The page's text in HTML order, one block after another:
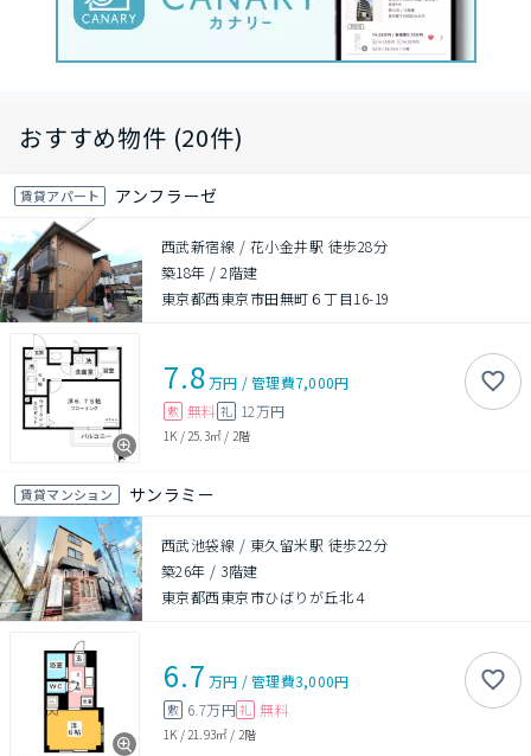
おすすめ物件 (20件)
賃貸アパート アンフラーゼ
西武新宿線 / 花小金井駅 徒歩28分
築18年 /2階建
東京都西東京市田無町６丁目16-19
7.8万円 /管理費7,000円
敷 無料 礼 12万円
1K / 25.3㎡ / 2階
賃貸マンション サンラミー
西武池袋線 / 東久留米駅 徒歩22分
築26年 / 3階建
東京都西東京市ひばりが丘北４
6.7 万円 /管理費3,000円
敷 6.7万円 礼 無料
1K / 21.93㎡ / 2階